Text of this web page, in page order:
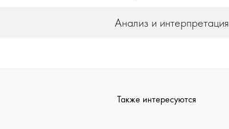
Анализ и интерпретация
Также интересуются